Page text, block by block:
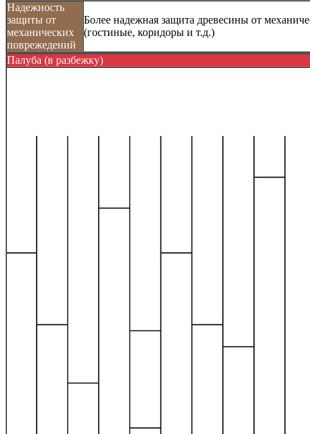
Надежность
защиты от
механических
поврежедений
Более надежная защита древесины от
(гостиные, коридоры и т.д.)
Палуба (в разбежку)